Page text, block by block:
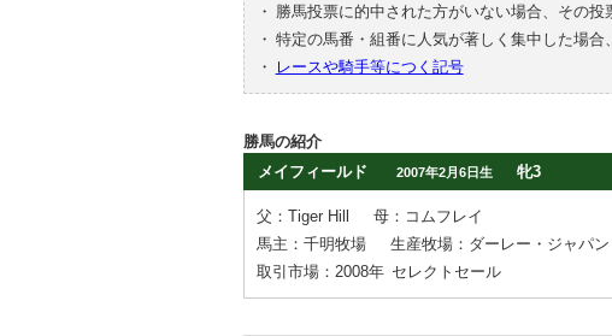
・ 勝馬投票に的中された方がいない場合、その投
・ 特定の馬番・組番に人気が著しく集中した場合、
・
レースや騎手等につく記号
勝馬の紹介
メイフィールド
2007年2月6日生 牝3
父：Tiger Hill
母：コムフレイ
馬主：千明牧場
生産牧場：ダーレー・ジャパ
取引市場：2008年 セレクトセール